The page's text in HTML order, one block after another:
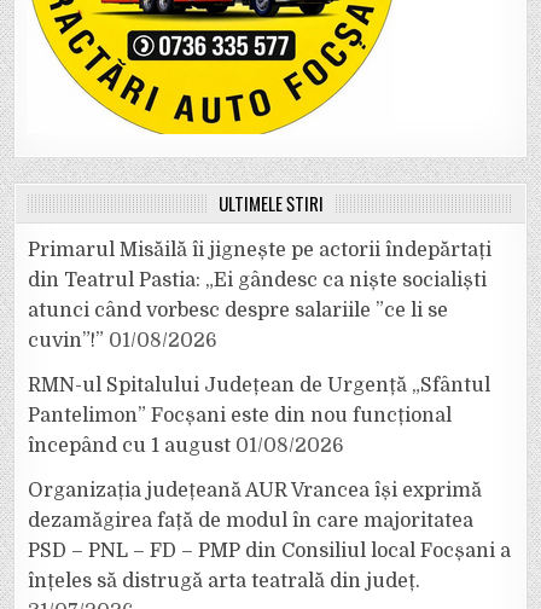
ULTIMELE ȘTIRI
Primarul Misăilă îi jignește pe actorii îndepărtați
din Teatrul Pastia: „Ei gândesc ca niște socialiști
atunci când vorbesc despre salariile ”ce li se
cuvin”!” 01/08/2026
RMN-ul Spitalului Județean de Urgență „Sfântul
Pantelimon” Focșani este din nou funcțional
începând cu 1 august 01/08/2026
Organizația județeană AUR Vrancea își exprimă
dezamăgirea față de modul în care majoritatea
PSD – PNL – FD – PMP din Consiliul local Focșani a
înțeles să distrugă arta teatrală din județ.